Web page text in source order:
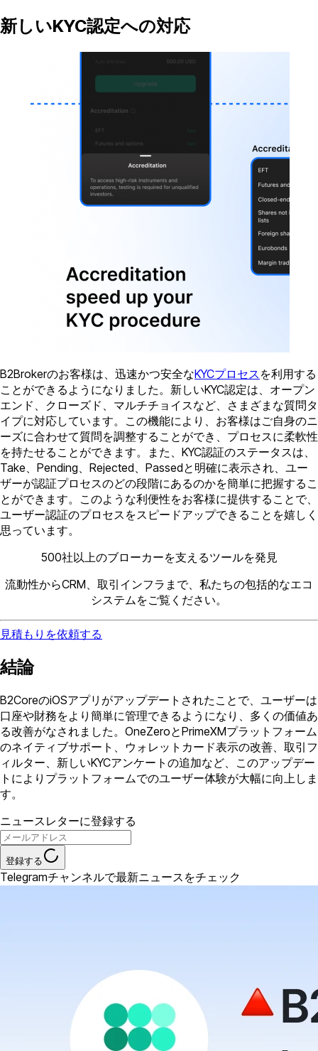
新しいKYC認定への対応
B2Brokerのお客様は、迅速かつ安全なKYCプロセス を利用する
ことができるようになりました。新しいKYC認定は、オープン
エンド、クローズド、マルチチョイスなど、さまざまな質問タ
イプに対応しています。この機能により、お客様はご自身のニ
ーズに合わせて質問を調整することができ、プロセスに柔軟性
を持たせることができます。また、KYC認証のステータスは、
Take、Pending、Rejected、Passedと明確に表示され、ユー
ザーが認証プロセスのどの段階にあるのかを簡単に把握するこ
とができます。このような利便性をお客様に提供することで、
ユーザー認証のプロセスをスピードアップできることを嬉しく
思っています。
500社以上のブローカーを支えるツールを発見
流動性からCRM、取引インフラまで、私たちの包括的なエコ
システムをご覧ください。
見積もりを依頼する
結論
B2CoreのiOSアプリがアップデートされたことで、ユーザーは
口座や財務をより簡単に管理できるようになり、多くの価値あ
る改善がなされました。OneZeroとPrimeXMプラットフォーム
のネイティブサポート、ウォレットカード表示の改善、取引フ
ィルター、新しいKYCアンケートの追加など、このアップデー
トによりプラットフォームでのユーザー体験が大幅に向上しま
す。
ニュースレターに登録する
登録する
Telegramチャンネルで最新ニュースをチェック